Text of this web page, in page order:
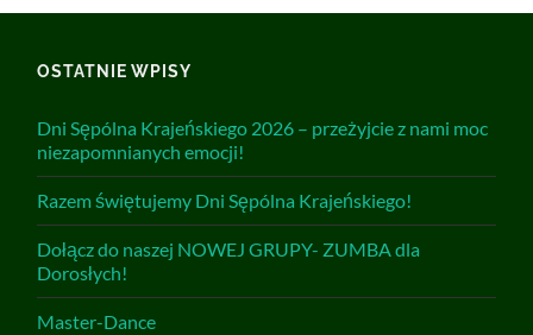
OSTATNIE WPISY
Dni Sępólna Krajeńskiego 2026 – przeżyjcie z nami moc
niezapomnianych emocji!
Razem świętujemy Dni Sępólna Krajeńskiego!
Dołącz do naszej NOWEJ GRUPY- ZUMBA dla
Dorosłych!
Master-Dance